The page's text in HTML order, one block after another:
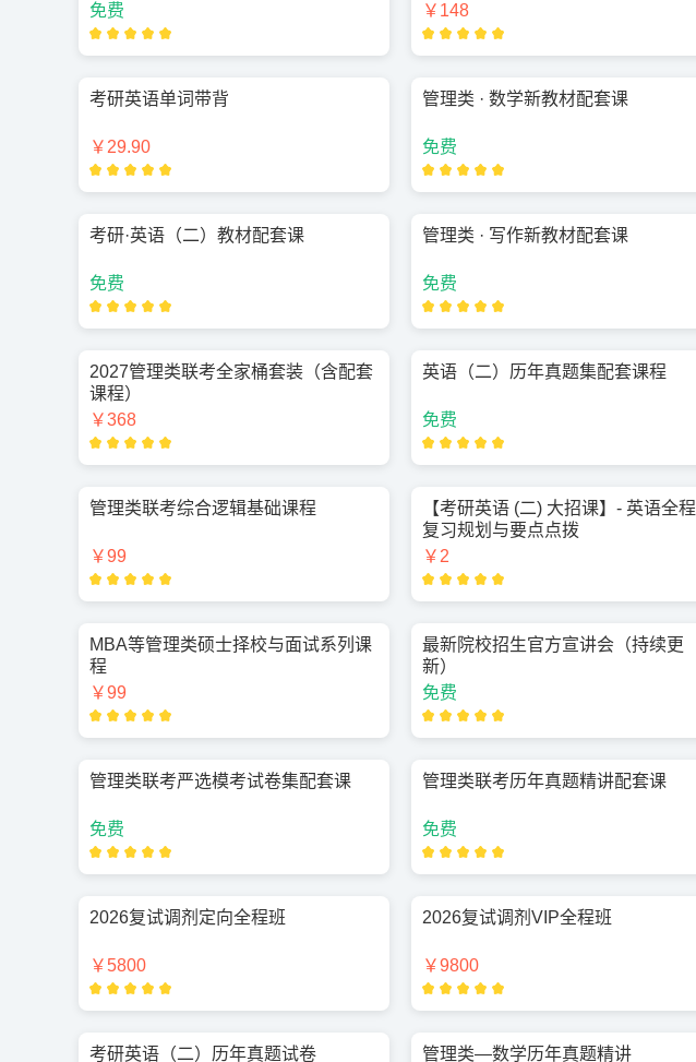
免费
￥148
考研英语单词带背
￥29.90
管理类 · 数学新教材配套课
免费
考研·英语（二）教材配套课
免费
管理类 · 写作新教材配套课
免费
2027管理类联考全家桶套装（含配套
课程）
￥368
英语（二）历年真题集配套课程
免费
管理类联考综合逻辑基础课程
￥99
【考研英语 (二) 大招课】- 英语全程
复习规划与要点点拨
￥2
MBA等管理类硕士择校与面试系列课
程
￥99
最新院校招生官方宣讲会（持续更
新）
免费
管理类联考严选模考试卷集配套课
免费
管理类联考历年真题精讲配套课
免费
2026复试调剂定向全程班
￥5800
2026复试调剂VIP全程班
￥9800
考研英语（二）历年真题试卷
管理类—数学历年真题精讲